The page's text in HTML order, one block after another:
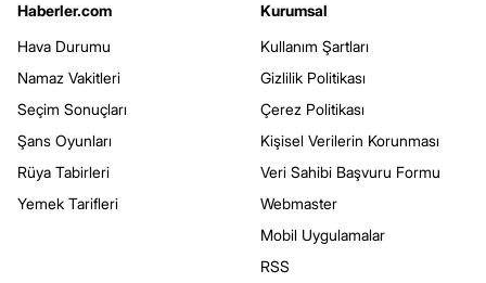
Haberler.com
Hava Durumu
Namaz Vakitleri
Seçim Sonuçları
Şans Oyunları
Rüya Tabirleri
Yemek Tarifleri
Kurumsal
Kullanım Şartları
Gizlilik Politikası
Çerez Politikası
Kişisel Verilerin Korunması
Veri Sahibi Başvuru Formu
Webmaster
Mobil Uygulamalar
RSS